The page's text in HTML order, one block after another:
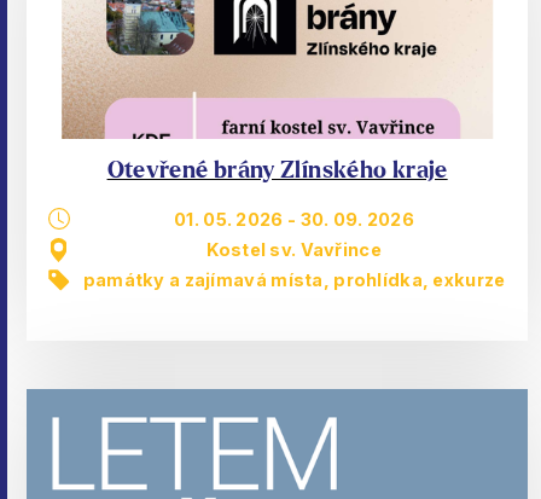
Otevřené brány Zlínského kraje
01. 05. 2026 - 30. 09. 2026
Kostel sv. Vavřince
památky a zajímavá místa
prohlídka, exkurze